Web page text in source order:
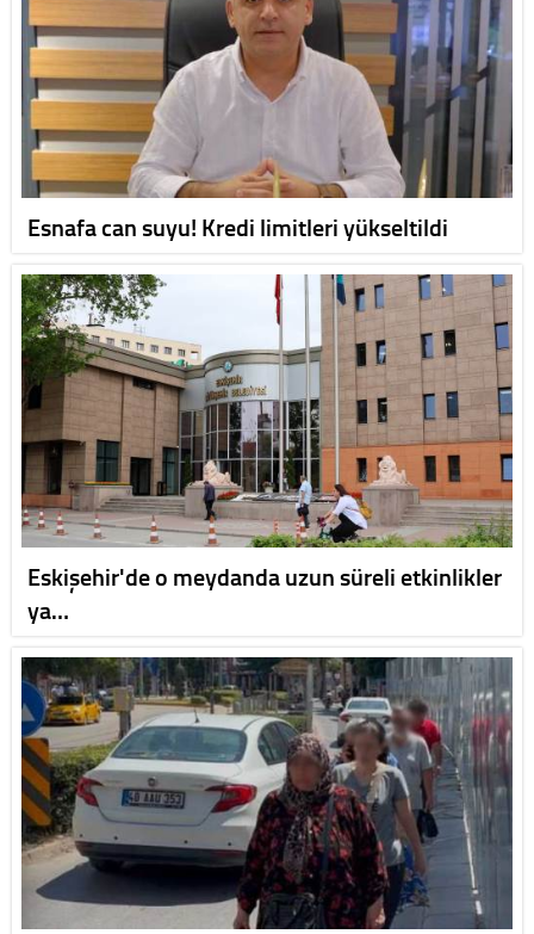
Esnafa can suyu! Kredi limitleri yükseltildi
Eskişehir'de o meydanda uzun süreli etkinlikler
ya…